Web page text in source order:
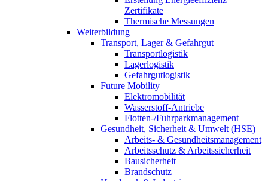
Zertifikate
Thermische Messungen
Weiterbildung
Transport, Lager & Gefahrgut
Transportlogistik
Lagerlogistik
Gefahrgutlogistik
Future Mobility
Elektromobilität
Wasserstoff-Antriebe
Flotten-/Fuhrparkmanagement
Gesundheit, Sicherheit & Umwelt (HSE)
Arbeits- & Gesundheitsmanagement
Arbeitsschutz & Arbeitssicherheit
Bausicherheit
Brandschutz